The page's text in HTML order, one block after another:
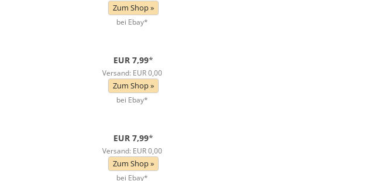
Zum Shop »
bei Ebay*
EUR 7,99*
Versand: EUR 0,00
Zum Shop »
bei Ebay*
EUR 7,99*
Versand: EUR 0,00
Zum Shop »
bei Ebay*